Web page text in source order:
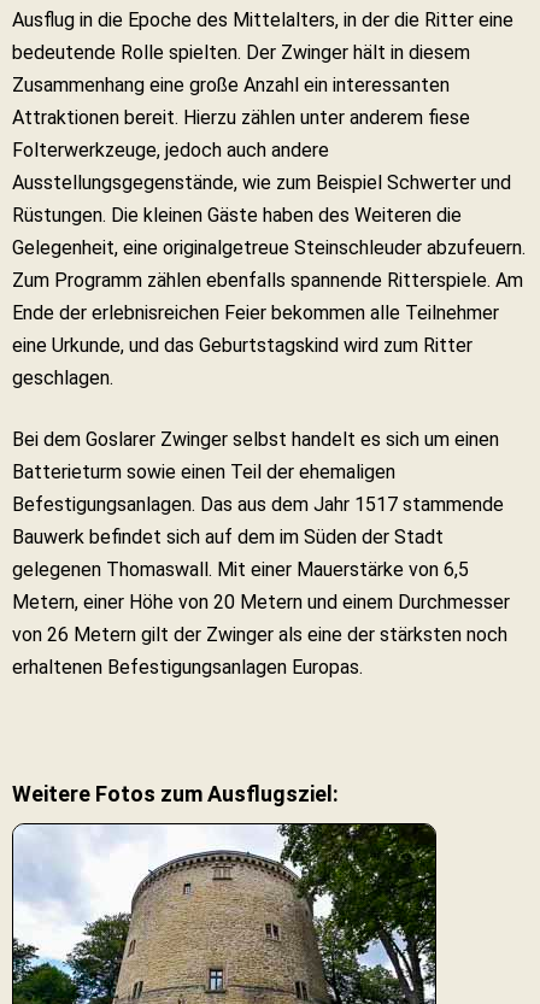
Ausflug in die Epoche des Mittelalters, in der die Ritter eine
bedeutende Rolle spielten. Der Zwinger hält in diesem
Zusammenhang eine große Anzahl ein interessanten
Attraktionen bereit. Hierzu zählen unter anderem fiese
Folterwerkzeuge, jedoch auch andere
Ausstellungsgegenstände, wie zum Beispiel Schwerter und
Rüstungen. Die kleinen Gäste haben des Weiteren die
Gelegenheit, eine originalgetreue Steinschleuder abzufeuern.
Zum Programm zählen ebenfalls spannende Ritterspiele. Am
Ende der erlebnisreichen Feier bekommen alle Teilnehmer
eine Urkunde, und das Geburtstagskind wird zum Ritter
geschlagen.
Bei dem Goslarer Zwinger selbst handelt es sich um einen
Batterieturm sowie einen Teil der ehemaligen
Befestigungsanlagen. Das aus dem Jahr 1517 stammende
Bauwerk befindet sich auf dem im Süden der Stadt
gelegenen Thomaswall. Mit einer Mauerstärke von 6,5
Metern, einer Höhe von 20 Metern und einem Durchmesser
von 26 Metern gilt der Zwinger als eine der stärksten noch
erhaltenen Befestigungsanlagen Europas.
Weitere Fotos zum Ausflugsziel: